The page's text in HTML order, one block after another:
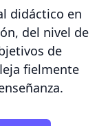
didáctico en
del nivel de
de
fielmente